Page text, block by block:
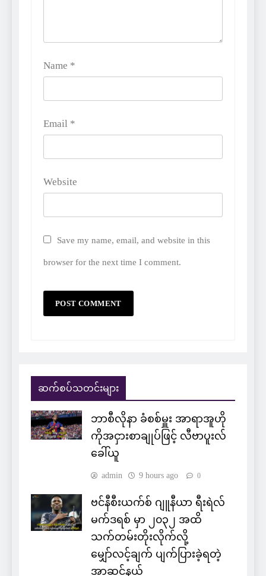
Name *
Email *
Website
Save my name, email, and website in this
browser for the next time I comment.
ဆက်စပ်သတင်းများ
ဘာစီလိုနာ ခံစစ်မှူး အာရာအူဟို
ကိုအငှားစာချုပ်ဖြင့် လီဗာပူးလ်
ခေါ်ယူ
admin 9 hours ago 0
ဗင်နီစီးယက်စ် ဂျူနီယာ ရီးရဲလ်
မက်ဒရစ် မှာ ၂၀၃၂ အထိ
သက်တမ်းတိုးလိုက်လို့
မျှော်လင့်ချက် ပျက်ပြားခဲ့ရတဲ့
အာဆင်နယ်